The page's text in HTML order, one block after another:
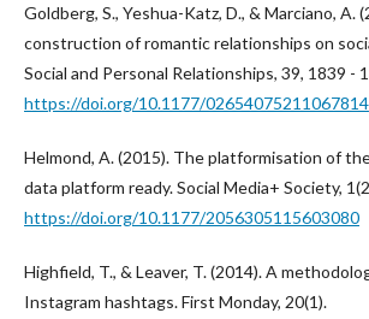
Goldberg, S., Yeshua-Katz, D., & Marciano, A.
construction of romantic relationships on
Social and Personal Relationships, 39, 1839 -
https://doi.org/10.1177/02654075211067814
Helmond, A. (2015). The platformisation of
data platform ready. Social Media+ Society,
https://doi.org/10.1177/2056305115603080
Highfield, T., & Leaver, T. (2014). A
Instagram hashtags. First Monday, 20(1).